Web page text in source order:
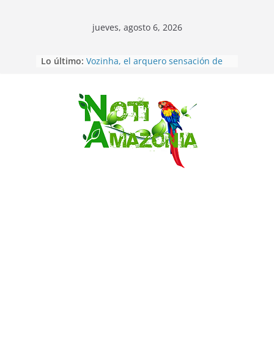
Saltar
jueves, agosto 6, 2026
Lo último: Vozinha, el arquero sensación de
Pastaza: la parroquia Diez de
Agosto eligió a su nueva reina por
su aniversario
La “deuda de sueño”: una alerta
sobre los efectos de dormir mal en
la salud física y mental
Pastaza: Puyo será sede